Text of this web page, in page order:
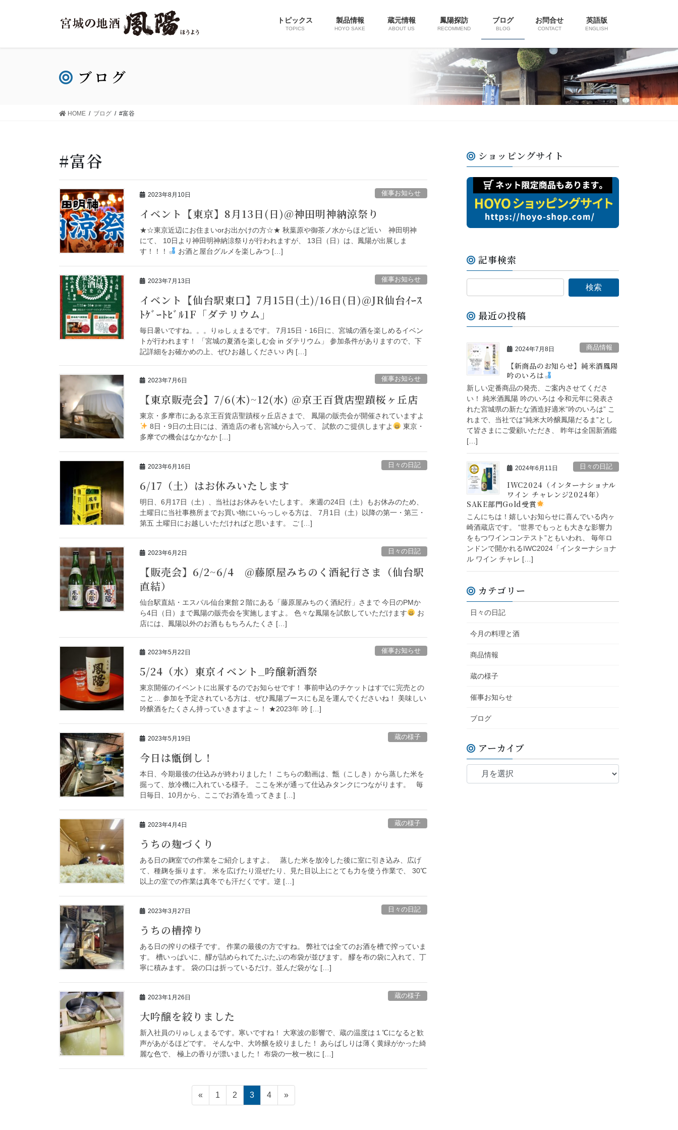
トピックス
TOPICS
製品情報
HOYO SAKE
蔵元情報
ABOUT US
鳳陽探訪
RECOMMEND
ブログ
BLOG
お問合せ
CONTACT
英語版
ENGLISH
ブログ
HOME ブログ #富谷
#富谷
2023年8月10日 催事お知らせ
イベント【東京】8月13日(日)@神田明神納涼祭り
★☆東京近辺にお住まいorお出かけの方☆★ 秋葉原や御茶ノ水からほど近い 神田明神
にて、 10日より神田明神納涼祭りが行われますが、 13日（日）は、鳳陽が出展しま
す！！！
お酒と屋台グルメを楽しみつ […]
2023年7月13日 催事お知らせ
イベント【仙台駅東口】7月15日(土)/16日(日)@JR仙台ｲｰｽ
ﾄｹﾞｰﾄﾋﾞﾙ1F「ダテリウム」
毎日暑いですね。。。りゅしぇまるです。 7月15日・16日に、宮城の酒を楽しめるイベン
トが行われます！ 「宮城の夏酒を楽しむ会 in ダテリウム」 参加条件がありますので、下
記詳細をお確かめの上、ぜひお越しください♪ 内 […]
2023年7月6日 催事お知らせ
【東京販売会】7/6(木)~12(水) @京王百貨店聖蹟桜ヶ丘店
東京・多摩市にある京王百貨店聖蹟桜ヶ丘店さまで、 鳳陽の販売会が開催されていますよ
8日・9日の土日には、酒造店の者も宮城から入って、 試飲のご提供しますよ
東京・
多摩での機会はなかなか […]
2023年6月16日 日々の日記
6/17（土）はお休みいたします
明日、6月17日（土）、当社はお休みをいたします。 来週の24日（土）もお休みのため、
土曜日に当社事務所までお買い物にいらっしゃる方は、 7月1日（土）以降の第一・第三・
第五 土曜日にお越しいただければと思います。 ご […]
2023年6月2日 日々の日記
【販売会】6/2~6/4 @藤原屋みちのく酒紀行さま（仙台駅
直結）
仙台駅直結・エスパル仙台東館２階にある「藤原屋みちのく酒紀行」さまで 今日のPMか
ら4日（日）まで鳳陽の販売会を実施しますよ。 色々な鳳陽を試飲していただけます
お
店には、鳳陽以外のお酒ももちろんたくさ […]
2023年5月22日 催事お知らせ
5/24（水）東京イベント_吟醸新酒祭
東京開催のイベントに出展するのでお知らせです！ 事前申込のチケットはすでに完売との
こと… 参加を予定されている方は、ぜひ鳳陽ブースにも足を運んでくださいね！ 美味しい
吟醸酒をたくさん持っていきますよ～！ ★2023年 吟 […]
2023年5月19日 蔵の様子
今日は甑倒し！
本日、今期最後の仕込みが終わりました！ こちらの動画は、甑（こしき）から蒸した米を
掘って、放冷機に入れている様子。 ここを米が通って仕込みタンクにつながります。 毎
日毎日、10月から、ここでお酒を造ってきま […]
2023年4月4日 蔵の様子
うちの麹づくり
ある日の麹室での作業をご紹介しますよ。 蒸した米を放冷した後に室に引き込み、広げ
て、種麹を振ります。 米を広げたり混ぜたり、見た目以上にとても力を使う作業で、 30℃
以上の室での作業は真冬でも汗だくです。逆 […]
2023年3月27日 日々の日記
うちの槽搾り
ある日の搾りの様子です。 作業の最後の方ですね。 弊社では全てのお酒を槽で搾っていま
す。 槽いっぱいに、醪が詰められてたぷたぷの布袋が並びます。 醪を布の袋に入れて、丁
寧に積みます。 袋の口は折っているだけ。並んだ袋がな […]
2023年1月26日 蔵の様子
大吟醸を絞りました
新入社員のりゅしぇまるです。寒いですね！ 大寒波の影響で、蔵の温度は１℃になると歓
声があがるほどです。 そんな中、大吟醸を絞りました！ あらばしりは薄く黄緑がかった綺
麗な色で、 極上の香りが漂いました！ 布袋の一枚一枚に […]
« 1 2 3 4 »
ショッピングサイト
記事検索
最近の投稿
2024年7月8日 商品情報
【新商品のお知らせ】純米酒鳳陽
吟のいろは
新しい定番商品の発売、ご案内させてくださ
い！ 純米酒鳳陽 吟のいろは 令和元年に発表さ
れた宮城県の新たな酒造好適米”吟のいろは” こ
れまで、当社では”純米大吟醸鳳陽だるま”とし
て皆さまにご愛顧いただき、 昨年は全国新酒鑑
[…]
2024年6月11日 日々の日記
IWC2024（インターナショナル
ワイン チャレンジ2024年）
SAKE部門Gold受賞
こんにちは！嬉しいお知らせに喜んでいる内ヶ
崎酒蔵店です。 “世界でもっとも大きな影響力
をもつワインコンテスト”ともいわれ、 毎年ロ
ンドンで開かれるIWC2024「インターナショナ
ル ワイン チャレ […]
カテゴリー
日々の日記
今月の料理と酒
商品情報
蔵の様子
催事お知らせ
ブログ
アーカイブ